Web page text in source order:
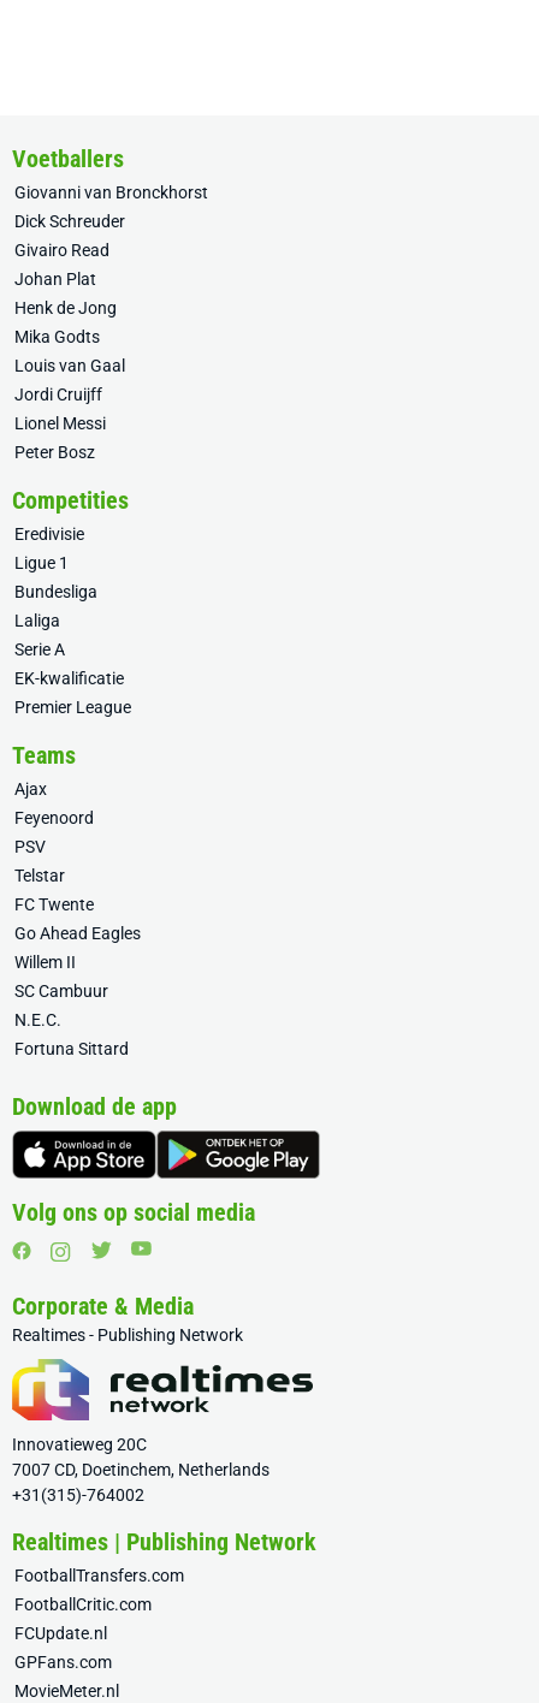
Voetballers
Giovanni van Bronckhorst
Dick Schreuder
Givairo Read
Johan Plat
Henk de Jong
Mika Godts
Louis van Gaal
Jordi Cruijff
Lionel Messi
Peter Bosz
Competities
Eredivisie
Ligue 1
Bundesliga
Laliga
Serie A
EK-kwalificatie
Premier League
Teams
Ajax
Feyenoord
PSV
Telstar
FC Twente
Go Ahead Eagles
Willem II
SC Cambuur
N.E.C.
Fortuna Sittard
Download de app
Volg ons op social media
Corporate & Media
Realtimes - Publishing Network
Innovatieweg 20C
7007 CD, Doetinchem, Netherlands
+31(315)-764002
Realtimes | Publishing Network
FootballTransfers.com
FootballCritic.com
FCUpdate.nl
GPFans.com
MovieMeter.nl